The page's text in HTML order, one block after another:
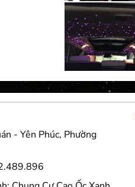
- Yên Phúc, Phường